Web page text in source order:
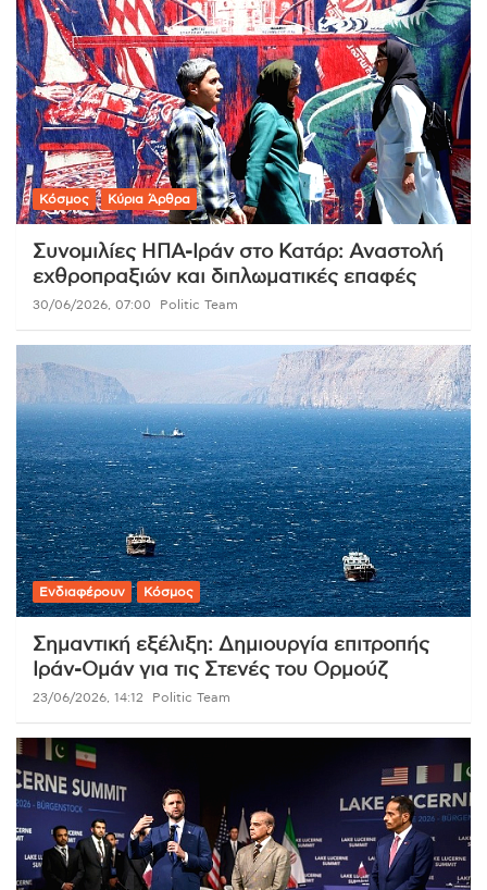
Κόσμος Κύρια Άρθρα
Συνομιλίες ΗΠΑ-Ιράν στο Κατάρ: Αναστολή
εχθροπραξιών και διπλωματικές επαφές
30/06/2026, 07:00 Politic Team
Ενδιαφέρουν Κόσμος
Σημαντική εξέλιξη: Δημιουργία επιτροπής
Ιράν-Ομάν για τις Στενές του Ορμούζ
23/06/2026, 14:12 Politic Team